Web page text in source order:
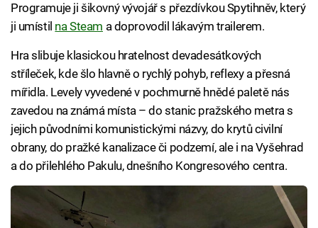
Programuje ji šikovný vývojář s přezdívkou Spytihněv, který
ji umístil na Steam a doprovodil lákavým trailerem.
Hra slibuje klasickou hratelnost devadesátkových
stříleček, kde šlo hlavně o rychlý pohyb, reflexy a přesná
mířidla. Levely vyvedené v pochmurně hnědé paletě nás
zavedou na známá místa – do stanic pražského metra s
jejich původními komunistickými názvy, do krytů civilní
obrany, do pražké kanalizace či podzemí, ale i na Vyšehrad
a do přilehlého Pakulu, dnešního Kongresového centra.